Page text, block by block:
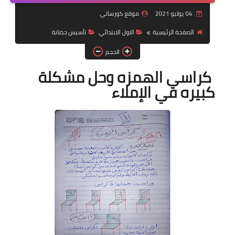
موضوعات
تربويات
تكنولوجيا
قصص للأطفال
صحة
04 يوليو 2021
موقع كورساتي
الصفحة الرئيسية
الاول الابتدائي
تأسيس حضانة
الحجم
كراسي الهمزه وحل مشكلة
كبيره في الإملاء